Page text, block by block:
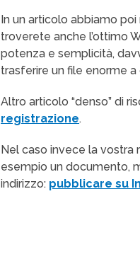
In un articolo abbiamo
troverete anche l’ottimo
potenza e semplicità,
trasferire un file enorme
Altro articolo “denso” di
registrazione.
Nel caso invece la vostra
esempio un documento,
indirizzo: pubblicare su